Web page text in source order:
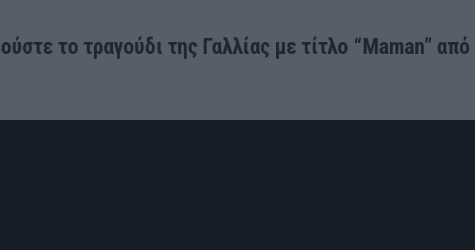
το τραγούδι της Γαλλίας με τίτλο “Maman” από